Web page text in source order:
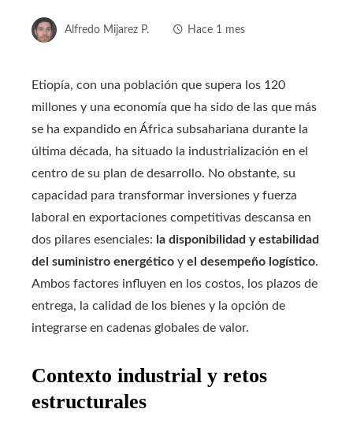
Alfredo Mijarez P. Hace 1 mes
Etiopía, con una población que supera los 120
millones y una economía que ha sido de las que más
se ha expandido en África subsahariana durante la
última década, ha situado la industrialización en el
centro de su plan de desarrollo. No obstante, su
capacidad para transformar inversiones y fuerza
laboral en exportaciones competitivas descansa en
dos pilares esenciales: la disponibilidad y estabilidad
del suministro energético y el desempeño logístico.
Ambos factores influyen en los costos, los plazos de
entrega, la calidad de los bienes y la opción de
integrarse en cadenas globales de valor.
Contexto industrial y retos
estructurales